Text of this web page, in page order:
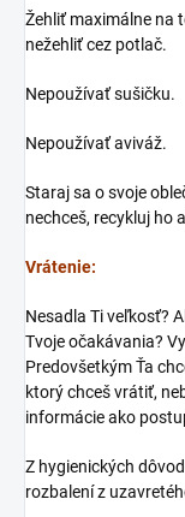
Žehliť maximálne na
nežehliť cez potlač.
Nepoužívať sušičku.
Nepoužívať aviváž.
Staraj sa o svoje
nechceš, recykluj ho
Vrátenie:
Nesadla Ti veľkosť?
Tvoje očakávania?
Predovšetkým Ťa
ktorý chceš vrátiť,
informácie ako
Z hygienických
rozbalení z